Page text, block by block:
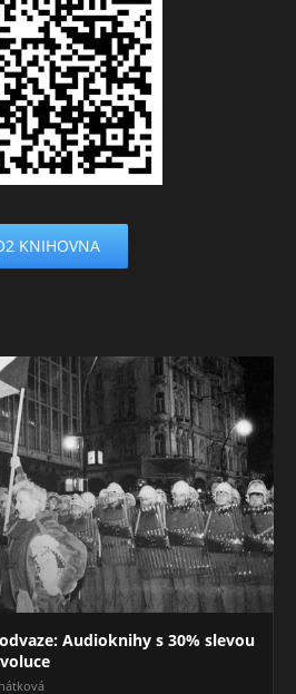
KNIHOVNA
Audioknihy s 30% slevou